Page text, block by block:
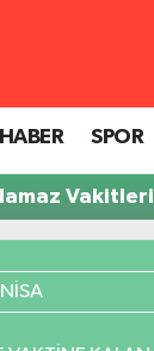
SPOR
Vakitleri